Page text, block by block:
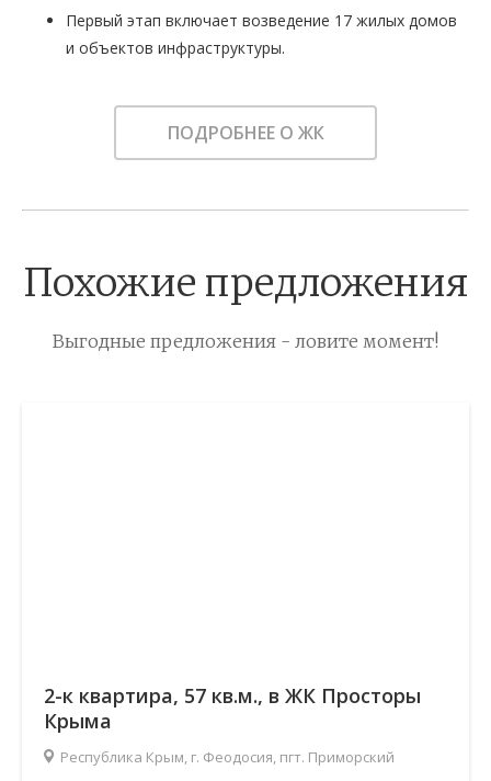
Первый этап включает возведение 17 жилых домов
и объектов инфраструктуры.
ПОДРОБНЕЕ О ЖК
Похожие предложения
Выгодные предложения - ловите момент!
2-к квартира, 57 кв.м., в ЖК Просторы
Крыма
Республика Крым, г. Феодосия, пгт. Приморский